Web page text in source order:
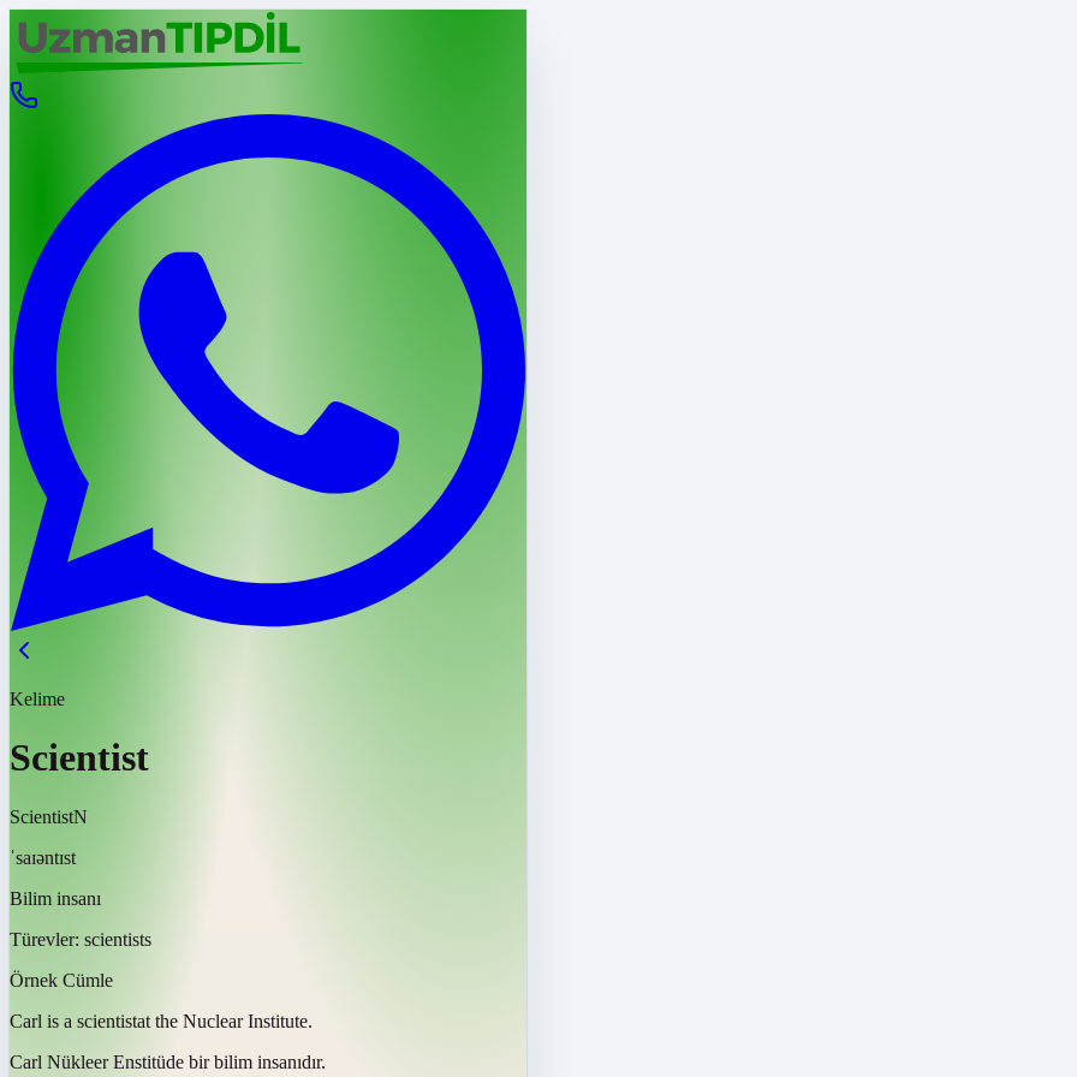
Kelime
Scientist
ScientistN
ˈsaɪəntɪst
Bilim insanı
Türevler: scientists
Örnek Cümle
Carl is a scientistat the Nuclear Institute.
Carl Nükleer Enstitüde bir bilim insanıdır.